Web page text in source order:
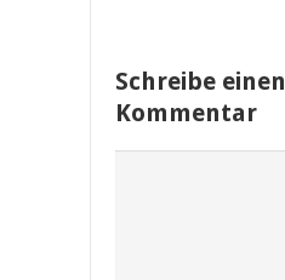
Schreibe einen
Kommentar